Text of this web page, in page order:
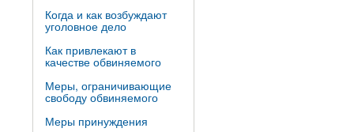
Когда и как возбуждают
уголовное дело
Как привлекают в
качестве обвиняемого
Меры, ограничивающие
свободу обвиняемого
Меры принуждения